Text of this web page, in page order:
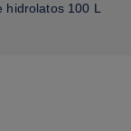
hidrolatos 100 L